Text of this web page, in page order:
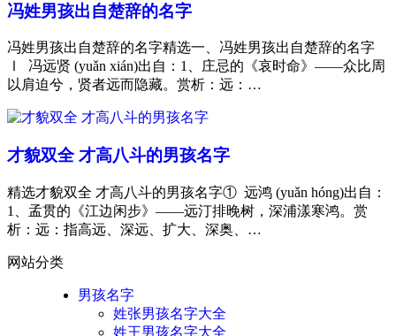
冯姓男孩出自楚辞的名字
冯姓男孩出自楚辞的名字精选一、冯姓男孩出自楚辞的名字
Ⅰ 冯远贤 (yuǎn xián)出自：1、庄忌的《哀时命》——众比周
以肩迫兮，贤者远而隐藏。赏析：远：…
才貌双全 才高八斗的男孩名字
精选才貌双全 才高八斗的男孩名字① 远鸿 (yuǎn hóng)出自：
1、孟贯的《江边闲步》——远汀排晚树，深浦漾寒鸿。赏
析：远：指高远、深远、扩大、深奥、…
网站分类
男孩名字
姓张男孩名字大全
姓王男孩名字大全